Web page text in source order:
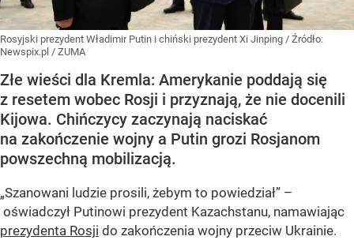
Rosyjski prezydent Władimir Putin i chiński prezydent Xi Jinping / Źródło:
Newspix.pl / ZUMA
Złe wieści dla Kremla: Amerykanie poddają się
z resetem wobec Rosji i przyznają, że nie docenili
Kijowa. Chińczycy zaczynają naciskać
na zakończenie wojny a Putin grozi Rosjanom
powszechną mobilizacją.
„Szanowani ludzie prosili, żebym to powiedział” –
oświadczył Putinowi prezydent Kazachstanu, namawiając
prezydenta Rosji do zakończenia wojny przeciw Ukrainie.